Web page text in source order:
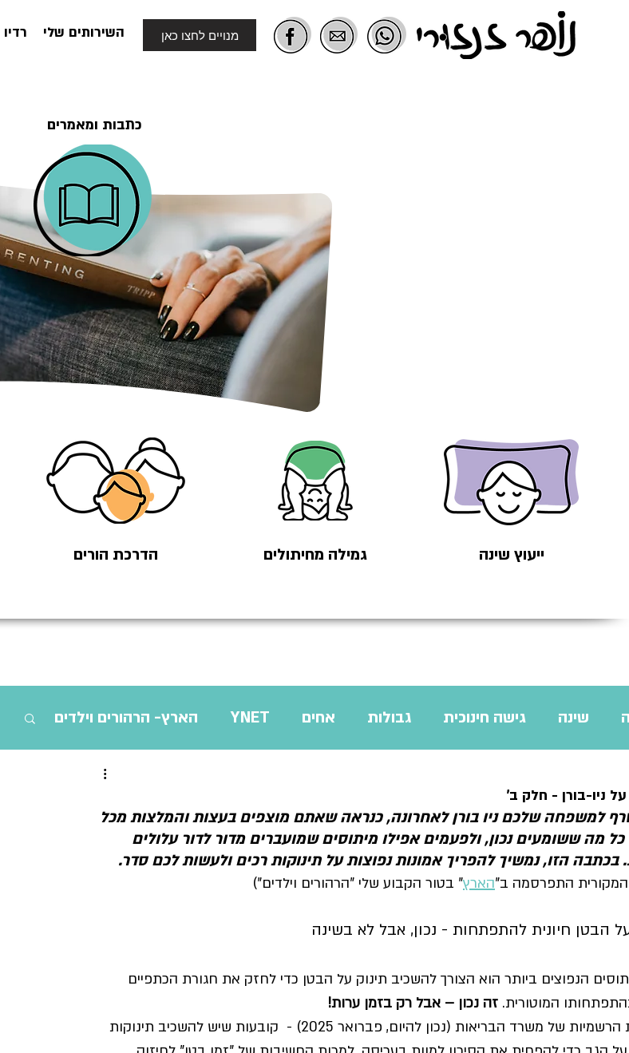
PODCAST רדיו השירותים שלי מנויים לחצו כאן
כתבות ומאמרים
הדרכת הורים גמילה מחיתולים ייעוץ שינה
שינה גישה חינוכית גבולות אחים YNET הארץ- הרהורים וילדים
מתבגרים
ניו-בורן - חלק ב'
למשפחה שלכם ניו בורן לאחרונה, כנראה שאתם מוצפים בעצות והמלצות מכל
מה ששומעים נכון, ולפעמים אפילו מיתוסים שמועברים מדור לדור עלולים
בכתבה הזו, נמשיך להפריך אמונות נפוצות על תינוקות רכים ולעשות לכם סדר.
התפרסמה ב"הארץ" בטור הקבוע שלי "הרהורים וילדים")
הבטן חיונית להתפתחות - נכון, אבל לא בשינה
הנפוצים ביותר הוא הצורך להשכיב תינוק על הבטן כדי לחזק את חגורת הכתפיים
המוטורית. זה נכון – אבל רק בזמן ערות!
ההמלצות הרשמיות של משרד הבריאות (נכון להיום, פברואר 2025) -  קובעות שיש להשכיב תינוקות